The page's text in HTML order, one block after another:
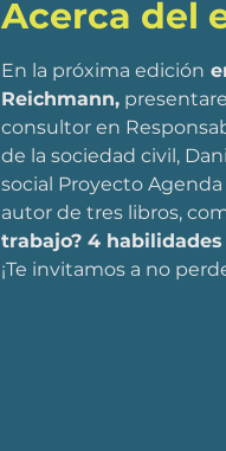
Acerca del
En la próxima edición
Reichmann,
consultor en
de la sociedad civil,
social Proyecto
autor de tres libros,
trabajo? 4
¡Te invitamos a no